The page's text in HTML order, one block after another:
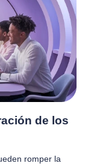
de los
romper la